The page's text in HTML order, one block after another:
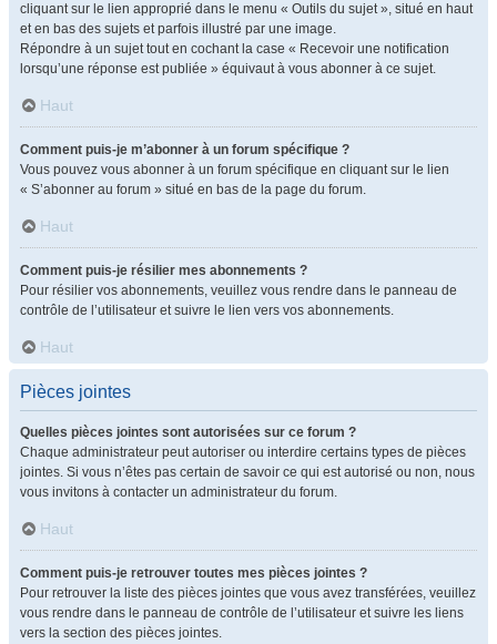
cliquant sur le lien approprié dans le menu « Outils du sujet », situé en haut
et en bas des sujets et parfois illustré par une image.
Répondre à un sujet tout en cochant la case « Recevoir une notification
lorsqu’une réponse est publiée » équivaut à vous abonner à ce sujet.
Haut
Comment puis-je m’abonner à un forum spécifique ?
Vous pouvez vous abonner à un forum spécifique en cliquant sur le lien
« S’abonner au forum » situé en bas de la page du forum.
Haut
Comment puis-je résilier mes abonnements ?
Pour résilier vos abonnements, veuillez vous rendre dans le panneau de
contrôle de l’utilisateur et suivre le lien vers vos abonnements.
Haut
Pièces jointes
Quelles pièces jointes sont autorisées sur ce forum ?
Chaque administrateur peut autoriser ou interdire certains types de pièces
jointes. Si vous n’êtes pas certain de savoir ce qui est autorisé ou non, nous
vous invitons à contacter un administrateur du forum.
Haut
Comment puis-je retrouver toutes mes pièces jointes ?
Pour retrouver la liste des pièces jointes que vous avez transférées, veuillez
vous rendre dans le panneau de contrôle de l’utilisateur et suivre les liens
vers la section des pièces jointes.